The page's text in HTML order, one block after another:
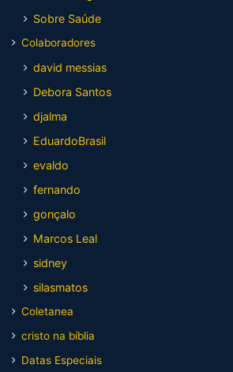
Sobre Saúde
Colaboradores
david messias
Debora Santos
djalma
EduardoBrasil
evaldo
fernando
gonçalo
Marcos Leal
sidney
silasmatos
Coletanea
cristo na bíblia
Datas Especiais